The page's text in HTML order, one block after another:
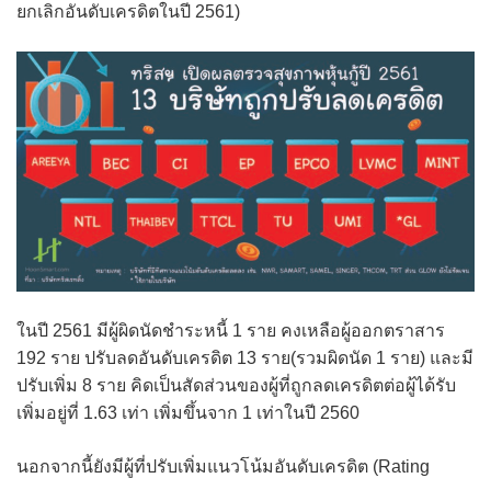
ยกเลิกอันดับเครดิตในปี 2561)
ในปี 2561 มีผู้ผิดนัดชำระหนี้ 1 ราย คงเหลือผู้ออกตราสาร
192 ราย ปรับลดอันดับเครดิต 13 ราย(รวมผิดนัด 1 ราย) และมี
ปรับเพิ่ม 8 ราย คิดเป็นสัดส่วนของผู้ที่ถูกลดเครดิตต่อผู้ได้รับ
เพิ่มอยู่ที่ 1.63 เท่า เพิ่มขึ้นจาก 1 เท่าในปี 2560
นอกจากนี้ยังมีผู้ที่ปรับเพิ่มแนวโน้มอันดับเครดิต (Rating